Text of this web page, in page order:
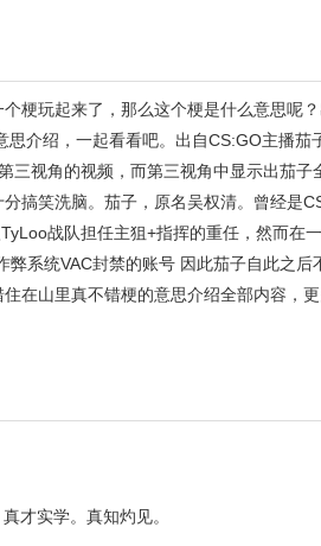
梗玩起来了，那么这个梗是什么意思呢
介绍，一起看看吧。出自CS:GO主播茄
三视角的视频，而第三视角中显示出茄子
搞笑洗脑。茄子，原名吴权清。曾经是
战队担任主狙+指挥的重任，然而在
系统VAC封禁的账号 因此茄子自此之后
在山里真不错梗的意思介绍全部内容，
才实学。真知灼见。